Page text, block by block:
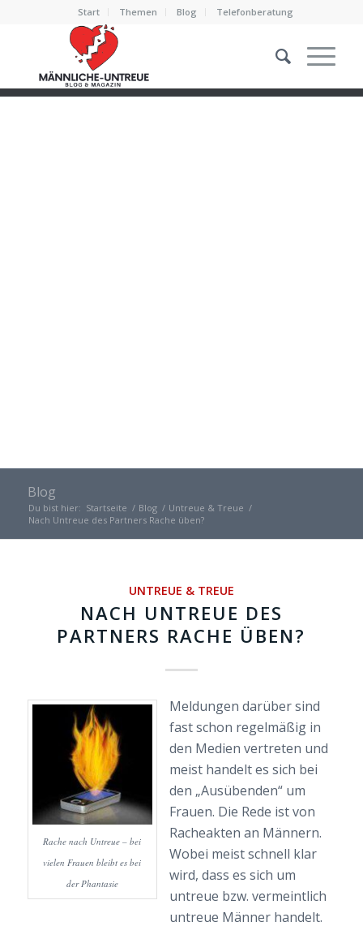
Start Themen Blog Telefonberatung
Blog
Du bist hier: Startseite / Blog / Untreue & Treue /
Nach Untreue des Partners Rache üben?
UNTREUE & TREUE
NACH UNTREUE DES
PARTNERS RACHE ÜBEN?
Rache nach Untreue – bei
vielen Frauen bleibt es bei
der Phantasie
Meldungen darüber sind
fast schon regelmäßig in
den Medien vertreten und
meist handelt es sich bei
den „Ausübenden“ um
Frauen. Die Rede ist von
Racheakten an Männern.
Wobei meist schnell klar
wird, dass es sich um
untreue bzw. vermeintlich
untreue Männer handelt.